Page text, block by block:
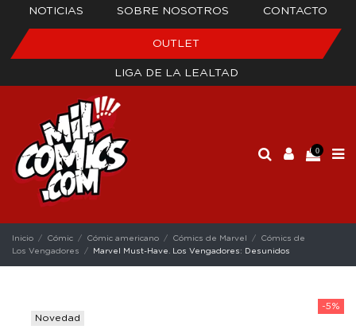
NOTICIAS SOBRE NOSOTROS CONTACTO
OUTLET
LIGA DE LA LEALTAD
0
Inicio Cómic Cómic americano Cómics de Marvel
Cómics de
Los Vengadores
Marvel Must-Have. Los Vengadores: Desunidos
-5%
Novedad